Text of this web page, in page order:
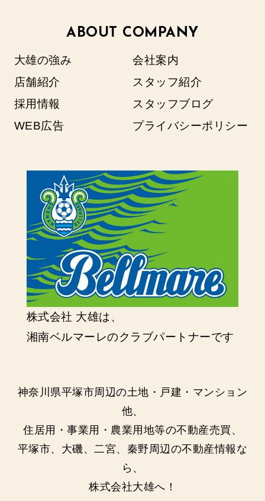
ABOUT COMPANY
大雄の強み
会社案内
店舗紹介
スタッフ紹介
採用情報
スタッフブログ
WEB広告
プライバシーポリシー
株式会社 大雄は、
湘南ベルマーレのクラブパートナーです
神奈川県平塚市周辺の土地・戸建・マンション
他、
住居用・事業用・農業用地等の不動産売買、
平塚市、大磯、二宮、秦野周辺の不動産情報な
ら、
株式会社大雄へ！